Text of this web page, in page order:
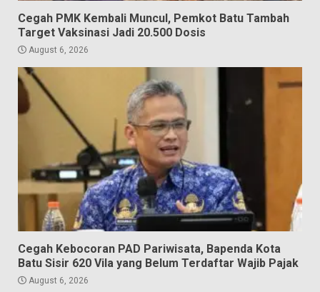
Cegah PMK Kembali Muncul, Pemkot Batu Tambah
Target Vaksinasi Jadi 20.500 Dosis
August 6, 2026
Cegah Kebocoran PAD Pariwisata, Bapenda Kota
Batu Sisir 620 Vila yang Belum Terdaftar Wajib Pajak
August 6, 2026